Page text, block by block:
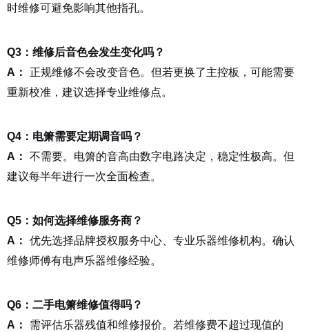
时维修可避免影响其他指孔。
Q3：维修后音色会发生变化吗？
A：
正规维修不会改变音色。但若更换了主控板，可能需要
重新校准，建议选择专业维修点。
Q4：电箫需要定期调音吗？
A：
不需要。电箫的音高由数字电路决定，稳定性极高。但
建议每半年进行一次全面检查。
Q5：如何选择维修服务商？
A：
优先选择品牌授权服务中心、专业乐器维修机构。确认
维修师傅有电声乐器维修经验。
Q6：二手电箫维修值得吗？
A：
需评估乐器残值和维修报价。若维修费不超过现值的